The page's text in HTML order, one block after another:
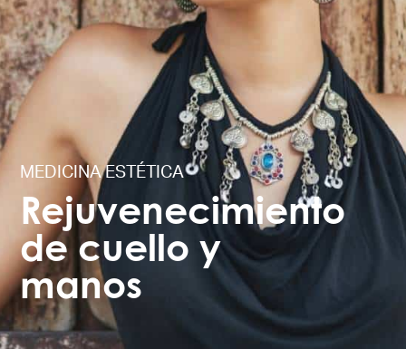
MEDICINA ESTÉTICA
Rejuvenecimiento
de cuello y
manos